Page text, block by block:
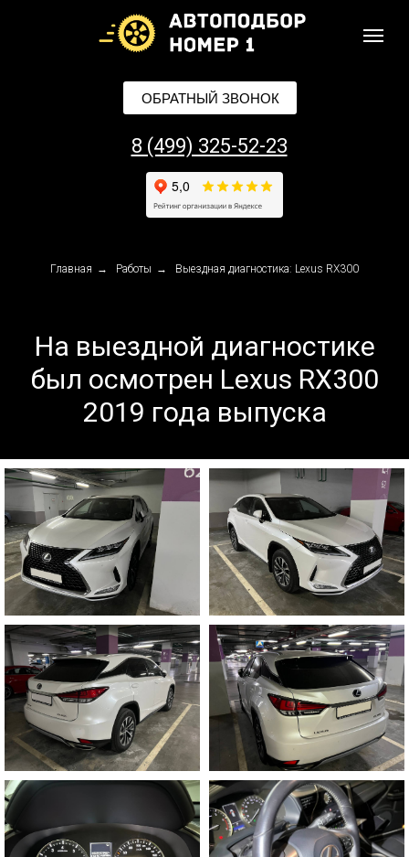
ОБРАТНЫЙ ЗВОНОК
8 (499) 325-52-23
Главная → Работы → Выездная диагностика: Lexus RX300
На выездной диагностике
был осмотрен Lexus RX300
2019 года выпуска